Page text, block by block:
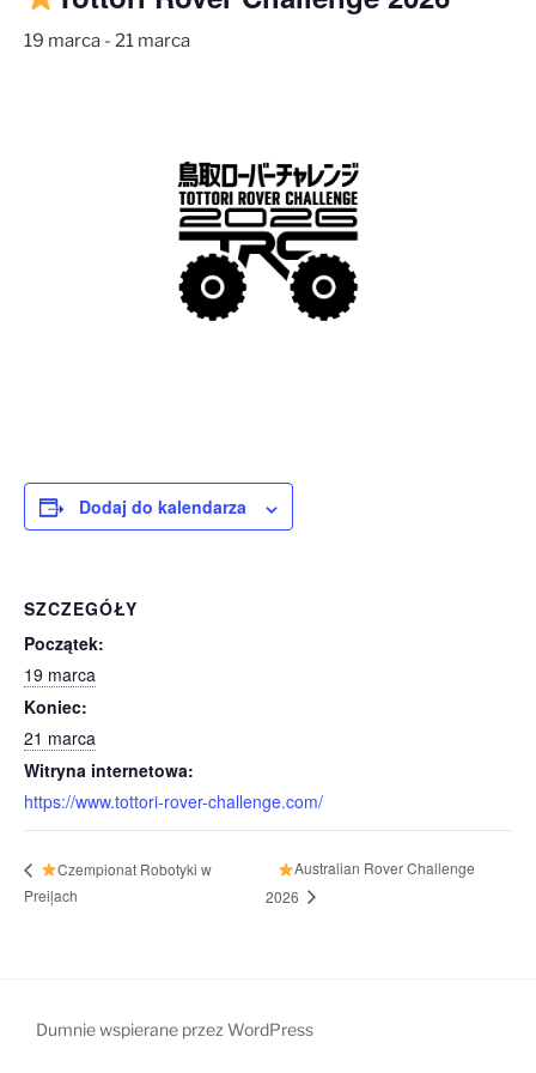
19 marca - 21 marca
Dodaj do kalendarza
SZCZEGÓŁY
Początek:
19 marca
Koniec:
21 marca
Witryna internetowa:
https://www.tottori-rover-challenge.com/
Czempionat Robotyki w
Preiļach
Australian Rover Challenge
2026
Dumnie wspierane przez WordPress